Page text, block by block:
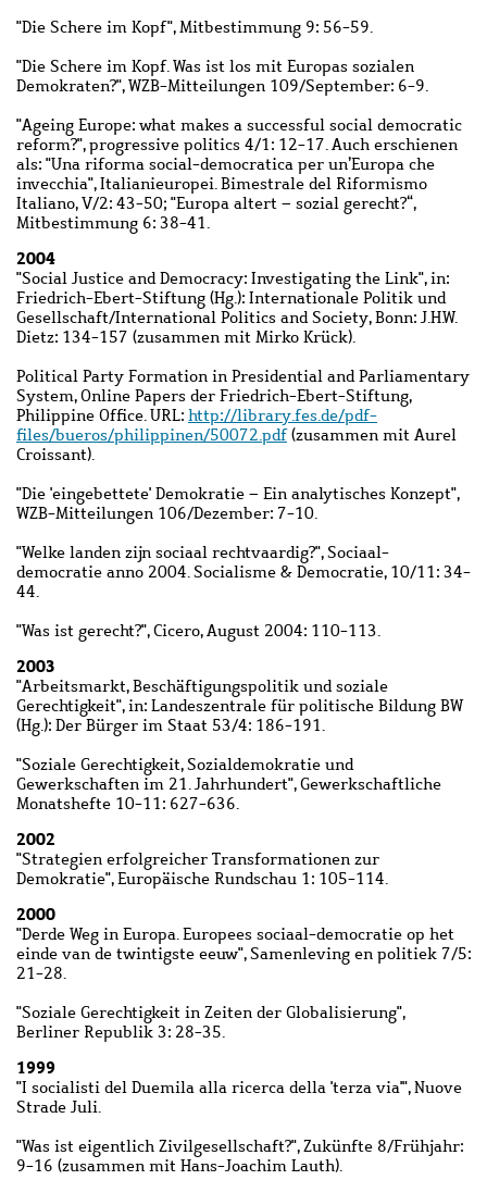
"Die Schere im Kopf", Mitbestimmung 9: 56-59.
"Die Schere im Kopf. Was ist los mit Europas sozialen
Demokraten?", WZB-Mitteilungen 109/September: 6-9.
"Ageing Europe: what makes a successful social democratic
reform?", progressive politics 4/1: 12-17. Auch erschienen
als: "Una riforma social-democratica per un’Europa che
invecchia", Italianieuropei. Bimestrale del Riformismo
Italiano, V/2: 43-50; "Europa altert – sozial gerecht?“,
Mitbestimmung 6: 38-41.
2004
"Social Justice and Democracy: Investigating the Link", in:
Friedrich-Ebert-Stiftung (Hg.): Internationale Politik und
Gesellschaft/International Politics and Society, Bonn: J.H.W.
Dietz: 134-157 (zusammen mit Mirko Krück).
Political Party Formation in Presidential and Parliamentary
System, Online Papers der Friedrich-Ebert-Stiftung,
Philippine Office. URL: http://library.fes.de/pdf-
files/bueros/philippinen/50072.pdf(zusammen mit Aurel
Croissant).
"Die 'eingebettete' Demokratie – Ein analytisches Konzept",
WZB-Mitteilungen 106/Dezember: 7-10.
"Welke landen zijn sociaal rechtvaardig?", Sociaal-
democratie anno 2004. Socialisme & Democratie, 10/11: 34-
44.
"Was ist gerecht?", Cicero, August 2004: 110-113.
2003
"Arbeitsmarkt, Beschäftigungspolitik und soziale
Gerechtigkeit", in: Landeszentrale für politische Bildung BW
(Hg.): Der Bürger im Staat 53/4: 186-191.
"Soziale Gerechtigkeit, Sozialdemokratie und
Gewerkschaften im 21. Jahrhundert", Gewerkschaftliche
Monatshefte 10-11: 627-636.
2002
"Strategien erfolgreicher Transformationen zur
Demokratie", Europäische Rundschau 1: 105-114.
2000
"Derde Weg in Europa. Europees sociaal-democratie op het
einde van de twintigste eeuw", Samenleving en politiek 7/5:
21-28.
"Soziale Gerechtigkeit in Zeiten der Globalisierung",
Berliner Republik 3: 28-35.
1999
"I socialisti del Duemila alla ricerca della 'terza via'", Nuove
Strade Juli.
"Was ist eigentlich Zivilgesellschaft?", Zukünfte 8/Frühjahr:
9-16 (zusammen mit Hans-Joachim Lauth).